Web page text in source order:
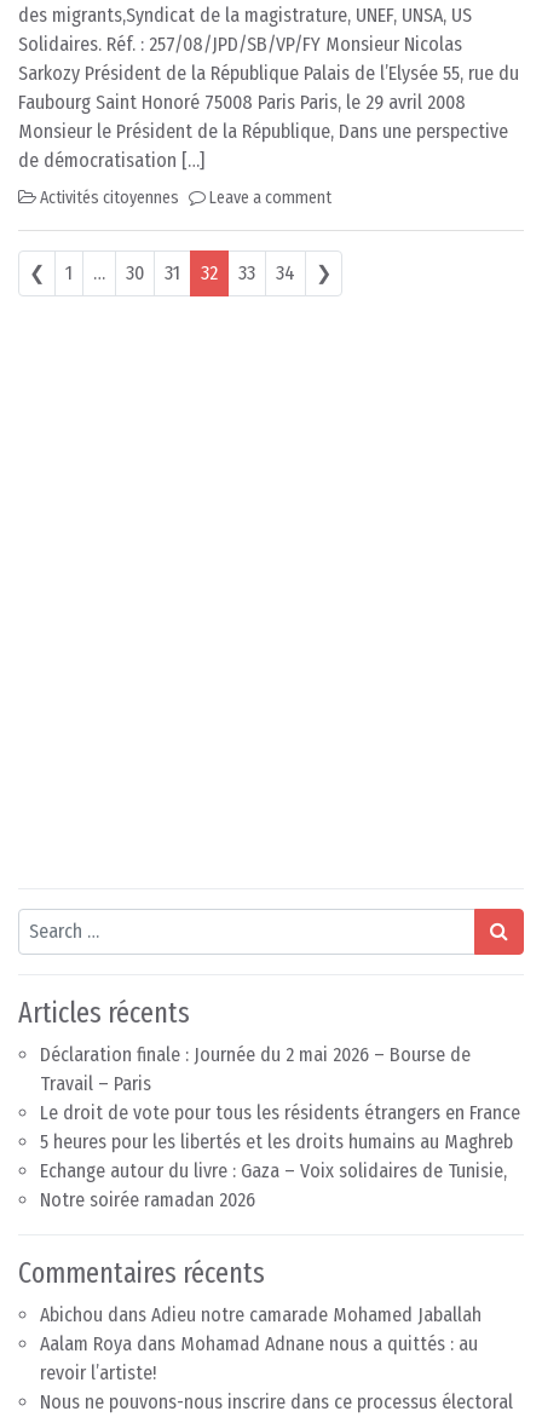
des migrants,Syndicat de la magistrature, UNEF, UNSA, US
Solidaires. Réf. : 257/08/JPD/SB/VP/FY Monsieur Nicolas
Sarkozy Président de la République Palais de l’Elysée 55, rue du
Faubourg Saint Honoré 75008 Paris Paris, le 29 avril 2008
Monsieur le Président de la République, Dans une perspective
de démocratisation […]
Activités citoyennes Leave a comment
Posts navigation
❮ 1 … 30 31 32 33 34 ❯
Search
Articles récents
Déclaration finale : Journée du 2 mai 2026 – Bourse de
Travail – Paris
Le droit de vote pour tous les résidents étrangers en France
5 heures pour les libertés et les droits humains au Maghreb
Echange autour du livre : Gaza – Voix solidaires de Tunisie,
Notre soirée ramadan 2026
Commentaires récents
Abichou dans Adieu notre camarade Mohamed Jaballah
Aalam Roya dans Mohamad Adnane nous a quittés : au
revoir l’artiste!
Nous ne pouvons-nous inscrire dans ce processus électoral